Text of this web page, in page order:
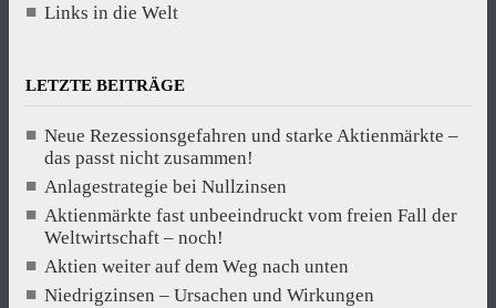
Links in die Welt
LETZTE BEITRÄGE
Neue Rezessionsgefahren und starke Aktienmärkte –
das passt nicht zusammen!
Anlagestrategie bei Nullzinsen
Aktienmärkte fast unbeeindruckt vom freien Fall der
Weltwirtschaft – noch!
Aktien weiter auf dem Weg nach unten
Niedrigzinsen – Ursachen und Wirkungen